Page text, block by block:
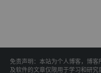
免责声明：本站为个人博客，博
及软件的文章仅限用于学习和研